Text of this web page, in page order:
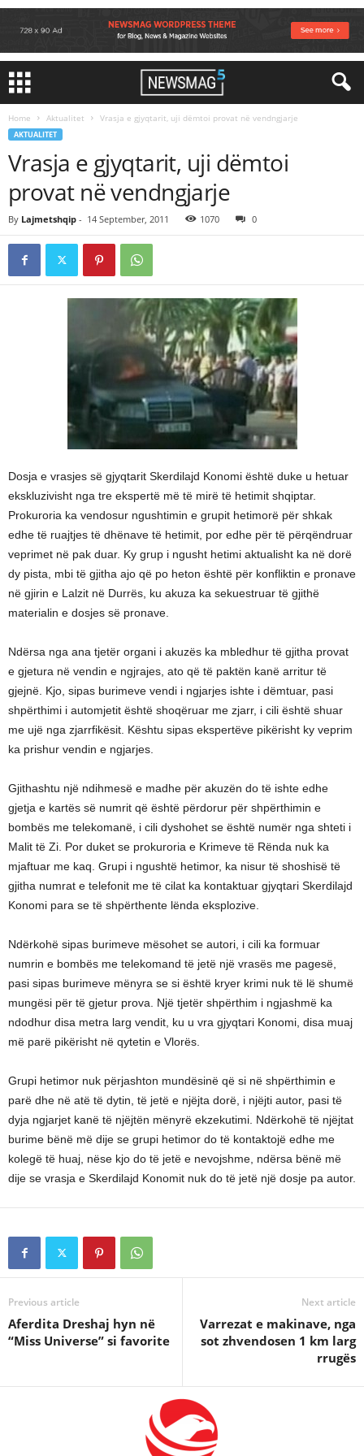
Home Aktualitet Vrasja e gjyqtarit, uji dëmtoi provat në vendngjarje
AKTUALITET
Vrasja e gjyqtarit, uji dëmtoi
provat në vendngjarje
By Lajmetshqip - 14 September, 2011 1070 0
Dosja e vrasjes së gjyqtarit Skerdilajd Konomi është duke u hetuar
ekskluzivisht nga tre ekspertë më të mirë të hetimit shqiptar.
Prokuroria ka vendosur ngushtimin e grupit hetimorë për shkak
edhe të ruajtjes të dhënave të hetimit, por edhe për të përqëndruar
veprimet në pak duar. Ky grup i ngusht hetimi aktualisht ka në dorë
dy pista, mbi të gjitha ajo që po heton është për konfliktin e pronave
në gjirin e Lalzit në Durrës, ku akuza ka sekuestruar të gjithë
materialin e dosjes së pronave.
Ndërsa nga ana tjetër organi i akuzës ka mbledhur të gjitha provat
e gjetura në vendin e ngjrajes, ato që të paktën kanë arritur të
gjejnë. Kjo, sipas burimeve vendi i ngjarjes ishte i dëmtuar, pasi
shpërthimi i automjetit është shoqëruar me zjarr, i cili është shuar
me ujë nga zjarrfikësit. Kështu sipas ekspertëve pikërisht ky veprim
ka prishur vendin e ngjarjes.
Gjithashtu një ndihmesë e madhe për akuzën do të ishte edhe
gjetja e kartës së numrit që është përdorur për shpërthimin e
bombës me telekomanë, i cili dyshohet se është numër nga shteti i
Malit të Zi. Por duket se prokuroria e Krimeve të Rënda nuk ka
mjaftuar me kaq. Grupi i ngushtë hetimor, ka nisur të shoshisë të
gjitha numrat e telefonit me të cilat ka kontaktuar gjyqtari Skerdilajd
Konomi para se të shpërthente lënda eksplozive.
Ndërkohë sipas burimeve mësohet se autori, i cili ka formuar
numrin e bombës me telekomand të jetë një vrasës me pagesë,
pasi sipas burimeve mënyra se si është kryer krimi nuk të lë shumë
mungësi për të gjetur prova. Një tjetër shpërthim i ngjashmë ka
ndodhur disa metra larg vendit, ku u vra gjyqtari Konomi, disa muaj
më parë pikërisht në qytetin e Vlorës.
Grupi hetimor nuk përjashton mundësinë që si në shpërthimin e
parë dhe në atë të dytin, të jetë e njëjta dorë, i njëjti autor, pasi të
dyja ngjarjet kanë të njëjtën mënyrë ekzekutimi. Ndërkohë të njëjtat
burime bënë më dije se grupi hetimor do të kontaktojë edhe me
kolegë të huaj, nëse kjo do të jetë e nevojshme, ndërsa bënë më
dije se vrasja e Skerdilajd Konomit nuk do të jetë një dosje pa autor.
Previous article
Aferdita Dreshaj hyn në
“Miss Universe” si favorite
Next article
Varrezat e makinave, nga
sot zhvendosen 1 km larg
rrugës